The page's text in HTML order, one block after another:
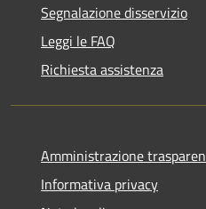
Segnalazione disservizio
Leggi le FAQ
Richiesta assistenza
Amministrazione
Informativa privacy